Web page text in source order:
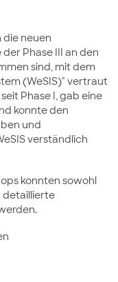
die neuen
Phase III an den
sind, mit dem
(WeSIS)" vertraut
Phase I, gab eine
konnte den
und
verständlich
konnten sowohl
detaillierte